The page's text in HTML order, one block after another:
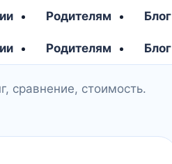
Родителям Блог
Родителям Блог
сравнение, стоимость.